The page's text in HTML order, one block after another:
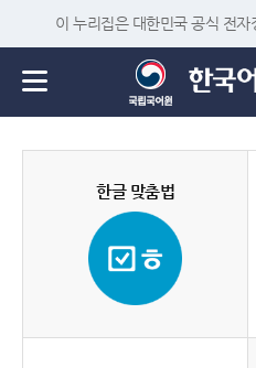
이 누리집은 대한민국 공식 전자
한글 맞춤법